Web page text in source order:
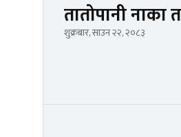
तातोपानी
शुक्रबार, साउन २२, २०८३